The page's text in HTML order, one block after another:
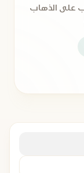
على الذهاب